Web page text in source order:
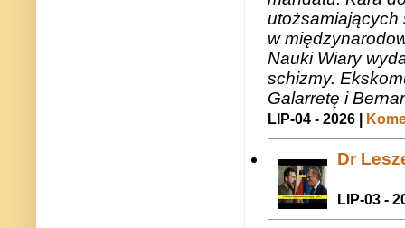
utożsamiających
w
Nauki Wiary
schizmy.
Galarretę i
LIP-04 - 2026 |
Dr
LIP-03 -